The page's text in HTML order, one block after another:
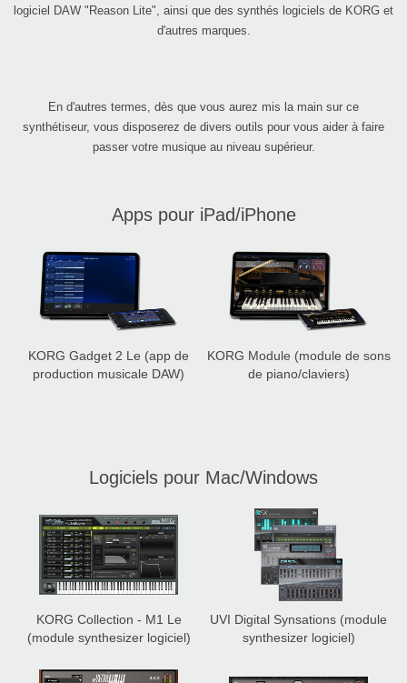
logiciel DAW "Reason Lite", ainsi que des synthés logiciels de KORG et
d'autres marques.
En d'autres termes, dès que vous aurez mis la main sur ce
synthétiseur, vous disposerez de divers outils pour vous aider à faire
passer votre musique au niveau supérieur.
Apps pour iPad/iPhone
KORG Gadget 2 Le (app de
production musicale DAW)
KORG Module (module de sons
de piano/claviers)
Logiciels pour Mac/Windows
KORG Collection - M1 Le
(module synthesizer logiciel)
UVI Digital Synsations (module
synthesizer logiciel)